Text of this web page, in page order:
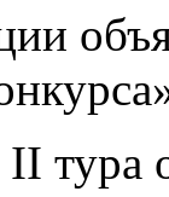
тура